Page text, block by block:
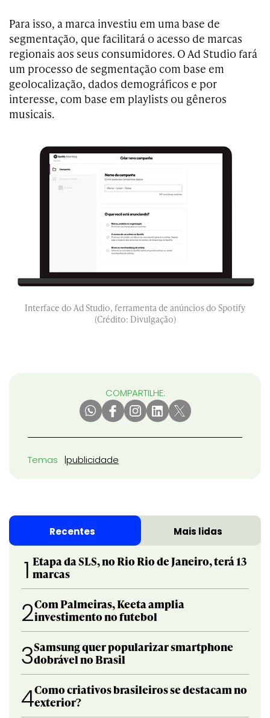
Para isso, a marca investiu em uma base de
segmentação, que facilitará o acesso de marcas
regionais aos seus consumidores. O Ad Studio fará
um processo de segmentação com base em
geolocalização, dados demográficos e por
interesse, com base em playlists ou gêneros
musicais.
Interface do Ad Studio, ferramenta de anúncios do Spotify
(Crédito: Divulgação)
COMPARTILHE:
Temas publicidade
Recentes Mais lidas
1 Etapa da SLS, no Rio Rio de Janeiro, terá 13
marcas
2Com Palmeiras, Keeta amplia
investimento no futebol
3Samsung quer popularizar smartphone
dobrável no Brasil
4Como criativos brasileiros se destacam no
exterior?